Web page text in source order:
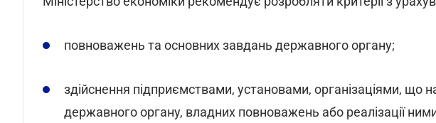
повноважень та основних завдань державного органу;
здійснення підприємствами, установами, організаціями, що
державного органу, владних повноважень або реалізації